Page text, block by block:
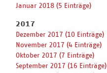
Januar 2018 (5 Einträge)
2017
Dezember 2017 (10 Einträge)
November 2017 (4 Einträge)
Oktober 2017 (7 Einträge)
September 2017 (16 Einträge)